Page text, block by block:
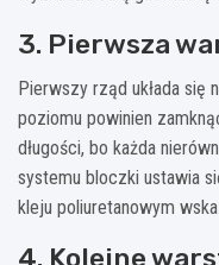
3. Pierwsza
Pierwszy rząd układa się
poziomu powinien
długości, bo każda
systemu bloczki ustawia
kleju poliuretanowym
4. Kolejne